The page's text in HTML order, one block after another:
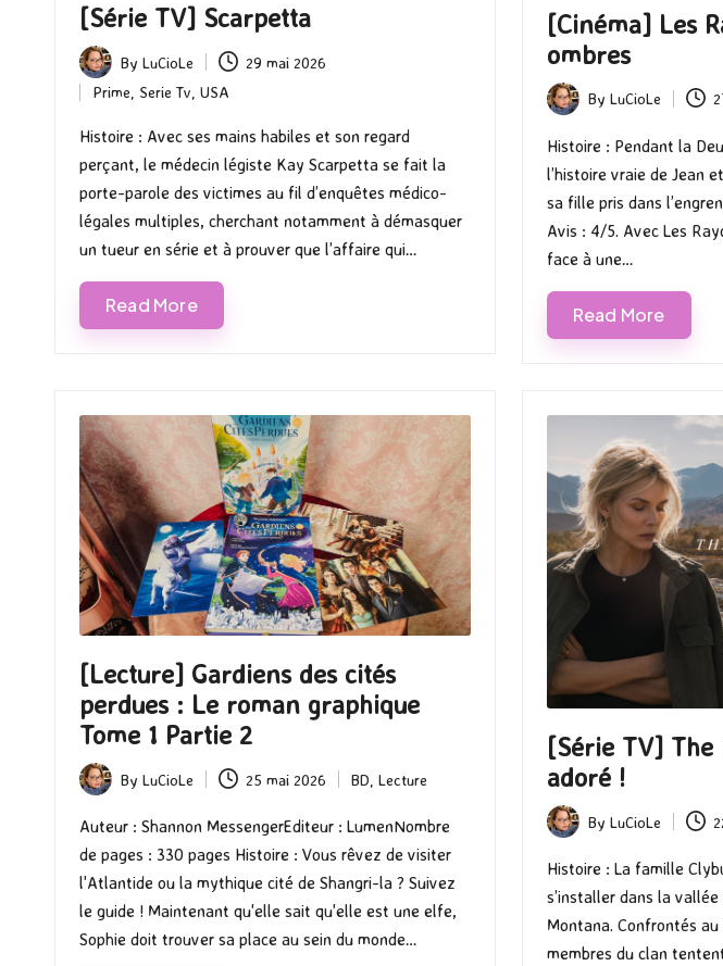
[Série TV] Scarpetta
Posted
by
By LuCioLe 29 mai 2026
Posted
in
Prime Serie Tv USA
Histoire : Avec ses mains habiles et son regard
perçant, le médecin légiste Kay Scarpetta se fait la
porte-parole des victimes au fil d’enquêtes médico-
légales multiples, cherchant notamment à démasquer
un tueur en série et à prouver que l’affaire qui…
Read More
[Cinéma] Les
ombres
Posted
by
By LuCioLe
Histoire : Pendant la
l’histoire vraie de Jean
sa fille pris dans
Avis : 4/5. Avec Les
face à une…
Read More
[Lecture] Gardiens des cités
perdues : Le roman graphique
Tome 1 Partie 2
Posted
by
By LuCioLe 25 mai 2026
Posted
BD ,Lecture
Auteur : Shannon MessengerEditeur : LumenNombre
de pages : 330 pages Histoire : Vous rêvez de visiter
l'Atlantide ou la mythique cité de Shangri-la ? Suivez
le guide ! Maintenant qu'elle sait qu'elle est une elfe,
Sophie doit trouver sa place au sein du monde…
[Série TV] The
adoré !
Posted
by
By LuCioLe
Histoire : La famille
s’installer dans la
Montana. Confrontés
membres du clan